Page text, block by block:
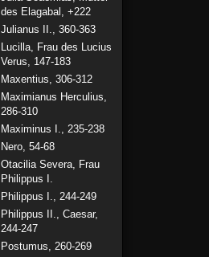
des Elagabal, +222
Julianus II., 360-363
Lucilla, Frau des Lucius
Verus, 147-183
Maxentius, 306-312
Maximianus Herculius,
286-310
Maximinus I., 235-238
Nero, 54-68
Otacilia Severa, Frau
Philippus I.
Philippus I., 244-249
Philippus II., Caesar,
244-247
Postumus, 260-269